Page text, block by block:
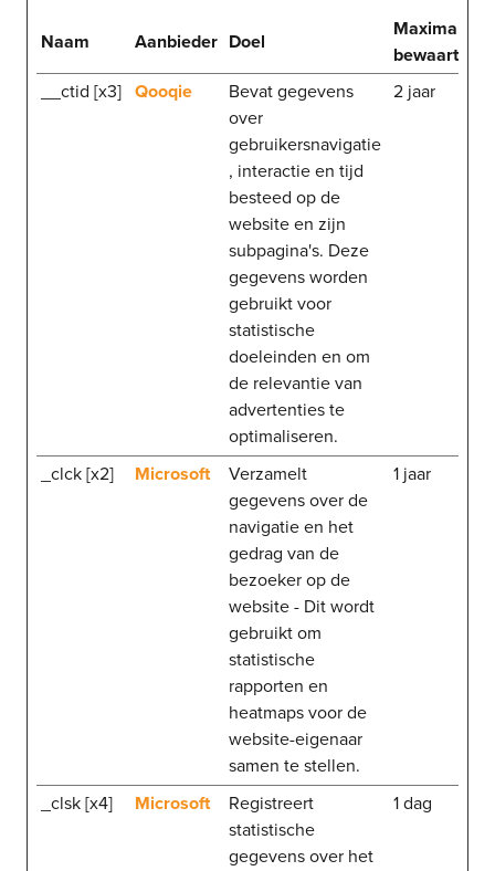
Naam Aanbieder Doel
Maximale
__ctid [x3] Qooqie
Bevat gegevens
over
gebruikersnavigatie
, interactie en tijd
besteed op de
website en zijn
subpagina's. Deze
gegevens worden
gebruikt voor
statistische
doeleinden en om
de relevantie van
advertenties te
optimaliseren.
2 jaar
_clck [x2] Microsoft
Verzamelt
gegevens over de
navigatie en het
gedrag van de
bezoeker op de
website - Dit wordt
gebruikt om
statistische
rapporten en
heatmaps voor de
website-eigenaar
samen te stellen.
1 jaar
_clsk [x4] Microsoft
Registreert
statistische
gegevens over het
1 dag